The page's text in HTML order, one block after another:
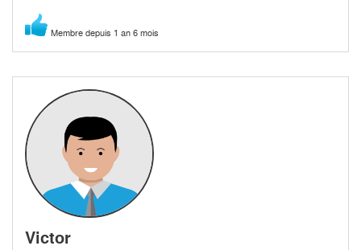
Membre depuis 1 an 6 mois
Victor